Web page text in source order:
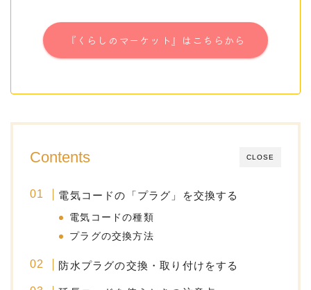
『くらしのマーケット』はこちらから
CLOSE
Contents
電気コードの「プラグ」を交換する
電気コードの種類
プラグの交換方法
防水プラグの交換・取り付けをする